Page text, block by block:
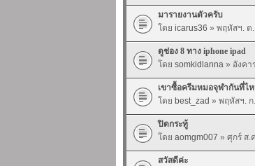
มารายงานตัวครับ
โดย icarus36 » พฤหัสฯ. ต
ดูช่อง 8 ทาง iphone ipad
โดย somkidlanna » อังคา
เขาซื้อครีมหมอจุฬากันที่ไ
โดย best_zad » พฤหัสฯ. ก
ปิดกระทู้
โดย aomgm007 » ศุกร์ ส.
สวัสดีค่ะ